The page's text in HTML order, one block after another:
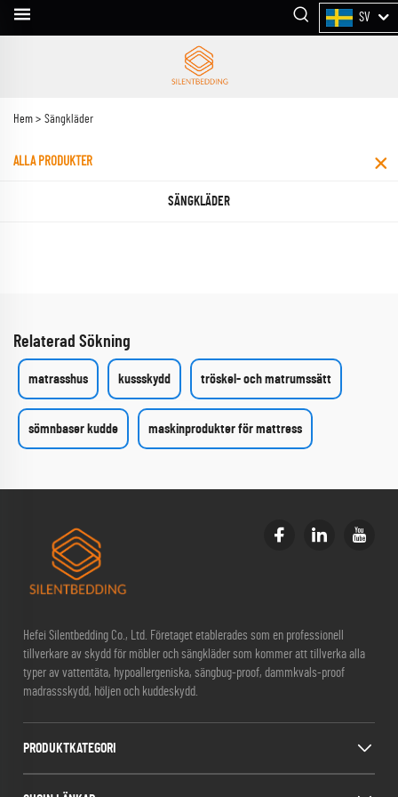
SV
Hem > Sängkläder
ALLA PRODUKTER
SÄNGKLÄDER
Relaterad Sökning
matrasshus kussskydd tröskel- och matrumssätt
sömnbaser kudde maskinprodukter för mattress
Hefei Silentbedding Co., Ltd. Företaget etablerades som en professionell
tillverkare av skydd för möbler och sängkläder som kommer att tillverka alla
typer av vattentäta, hypoallergeniska, sängbug-proof, dammkvals-proof
madrassskydd, höljen och kuddeskydd.
PRODUKTKATEGORI